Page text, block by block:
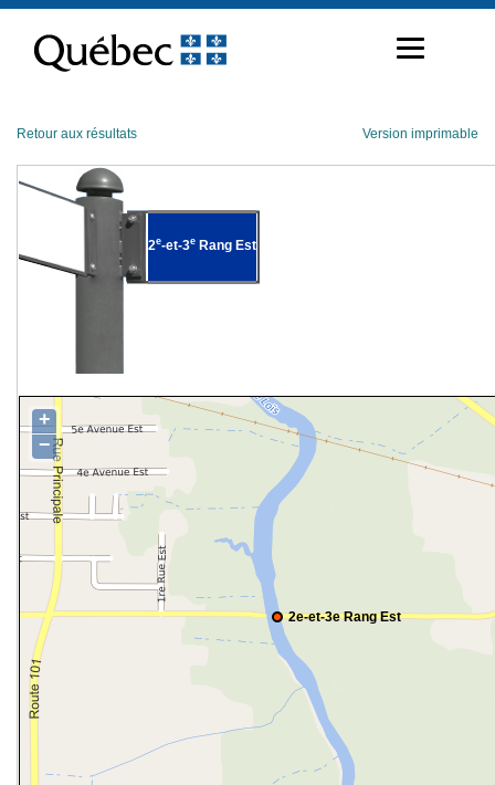
contenu
Retour aux résultats Version imprimable
2e-et-3e Rang Est
2e-et-3e Rang Est
+
−